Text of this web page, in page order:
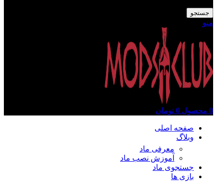
جستجو
منو
0 محصول 0 تومان
صفحه اصلی
وبلاگ
معرفی ماد
آموزش نصب ماد
جستجوی ماد
بازی ها